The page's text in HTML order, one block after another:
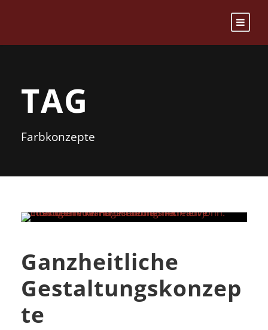
TAG
Farbkonzepte
Ganzheitliche
Gestaltungskonzep
te